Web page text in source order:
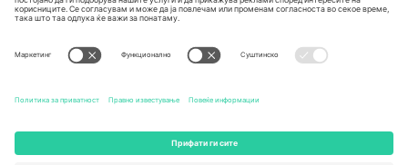
131 Continental Dr, Suite 305,
States
Dorfstrasse 52a, 6390
Totleben 53-55, 1606 Sofia,
Bulgaria
Building A1, Office 302, Dubai,
United Arab Emirates